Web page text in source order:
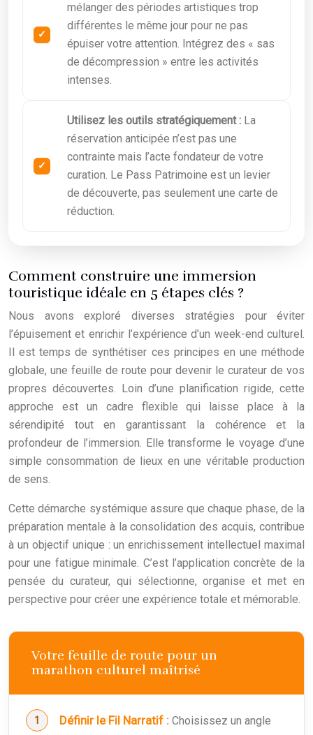
mélanger des périodes artistiques trop
différentes le même jour pour ne pas
épuiser votre attention. Intégrez des « sas
de décompression » entre les activités
intenses.
Utilisez les outils stratégiquement : La
réservation anticipée n’est pas une
contrainte mais l’acte fondateur de votre
curation. Le Pass Patrimoine est un levier
de découverte, pas seulement une carte de
réduction.
Comment construire une immersion
touristique idéale en 5 étapes clés ?
Nous avons exploré diverses stratégies pour éviter
l’épuisement et enrichir l’expérience d’un week-end culturel.
Il est temps de synthétiser ces principes en une méthode
globale, une feuille de route pour devenir le curateur de vos
propres découvertes. Loin d’une planification rigide, cette
approche est un cadre flexible qui laisse place à la
sérendipité tout en garantissant la cohérence et la
profondeur de l’immersion. Elle transforme le voyage d’une
simple consommation de lieux en une véritable production
de sens.
Cette démarche systémique assure que chaque phase, de la
préparation mentale à la consolidation des acquis, contribue
à un objectif unique : un enrichissement intellectuel maximal
pour une fatigue minimale. C’est l’application concrète de la
pensée du curateur, qui sélectionne, organise et met en
perspective pour créer une expérience totale et mémorable.
Votre feuille de route pour un
marathon culturel maîtrisé
Définir le Fil Narratif : Choisissez un angle